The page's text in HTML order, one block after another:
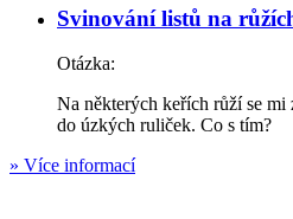
Svinování listů na
Otázka:
Na některých keřích růží se
do úzkých ruliček. Co s tím?
» Více informací